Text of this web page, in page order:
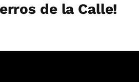
de la Calle!